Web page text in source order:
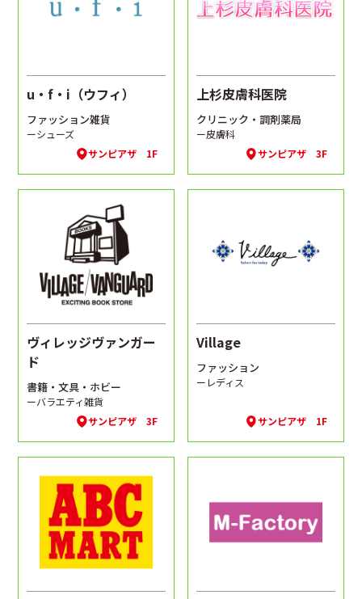
u・f・i（ウフィ）
ファッション雑貨
ーシューズ
サンピアザ 1F
上杉皮膚科医院
クリニック・調剤薬局
ー皮膚科
サンピアザ 3F
ヴィレッジヴァンガー
ド
書籍・文具・ホビー
ーバラエティ雑貨
サンピアザ 3F
Village
ファッション
ーレディス
サンピアザ 1F